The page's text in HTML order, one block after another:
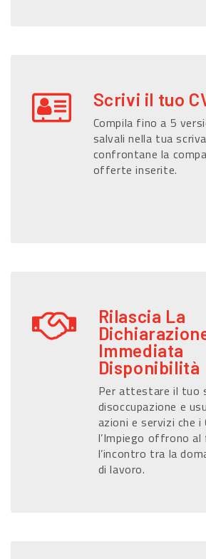
Scrivi il tuo
Compila fino a 5
salvali nella tua
confrontane la
offerte inserite.
Rilascia La
Immediata
Disponibilità
Per attestare il tuo
disoccupazione e
azioni e servizi che i
l’Impiego offrono
l’incontro tra la
di lavoro.